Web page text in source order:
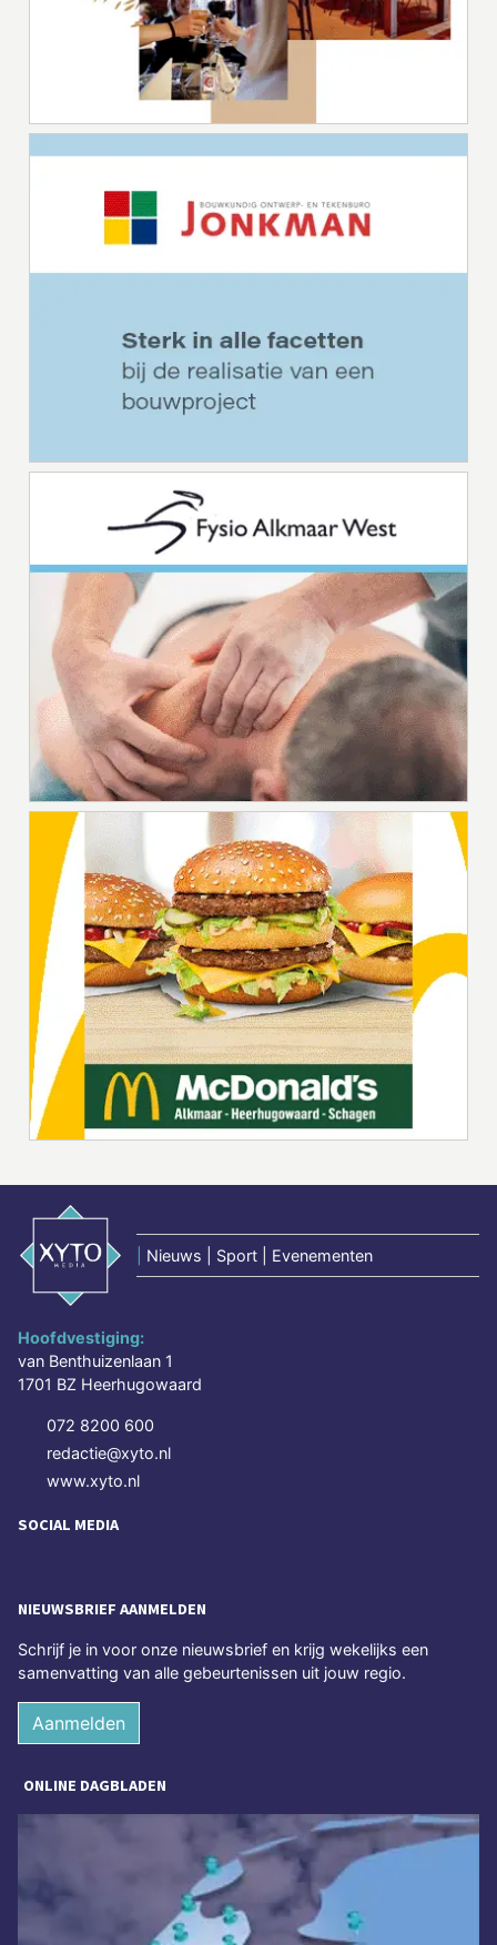
Nieuws | Sport | Evenementen
Hoofdvestiging:
van Benthuizenlaan 1
1701 BZ Heerhugowaard
072 8200 600
redactie@xyto.nl
www.xyto.nl
SOCIAL MEDIA
NIEUWSBRIEF AANMELDEN
Schrijf je in voor onze nieuwsbrief en krijg wekelijks een
samenvatting van alle gebeurtenissen uit jouw regio.
Aanmelden
ONLINE DAGBLADEN